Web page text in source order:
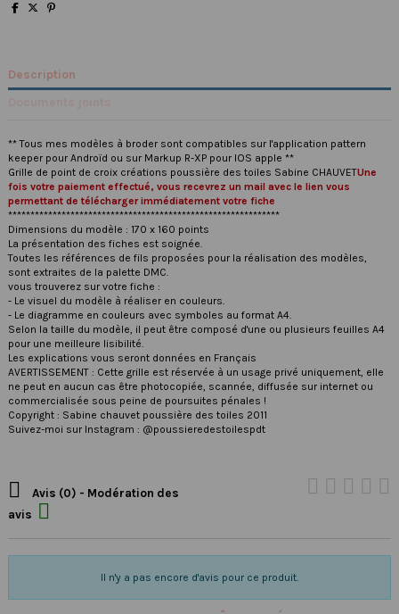
Description
** Tous mes modèles à broder sont compatibles sur l'application pattern
keeper pour Androïd ou sur Markup R-XP pour IOS apple **
Grille de point de croix créations poussière des toiles Sabine CHAUVETUne
fois votre paiement effectué, vous recevrez un mail avec le lien vous
permettant de télécharger immédiatement votre fiche
*************************************************************
Dimensions du modèle : 170 x 160 points
La présentation des fiches est soignée.
Toutes les références de fils proposées pour la réalisation des modèles,
sont extraites de la palette DMC.
vous trouverez sur votre fiche :
- Le visuel du modèle à réaliser en couleurs.
- Le diagramme en couleurs avec symboles au format A4.
Selon la taille du modèle, il peut être composé d'une ou plusieurs feuilles A4
pour une meilleure lisibilité.
Les explications vous seront données en Français
AVERTISSEMENT : Cette grille est réservée à un usage privé uniquement, elle
ne peut en aucun cas être photocopiée, scannée, diffusée sur internet ou
commercialisée sous peine de poursuites pénales !
Copyright : Sabine chauvet poussière des toiles 2011
Suivez-moi sur Instagram : @poussieredestoilespdt

Avis (0) - Modération des
avis 
Il n'y a pas encore d'avis pour ce produit.